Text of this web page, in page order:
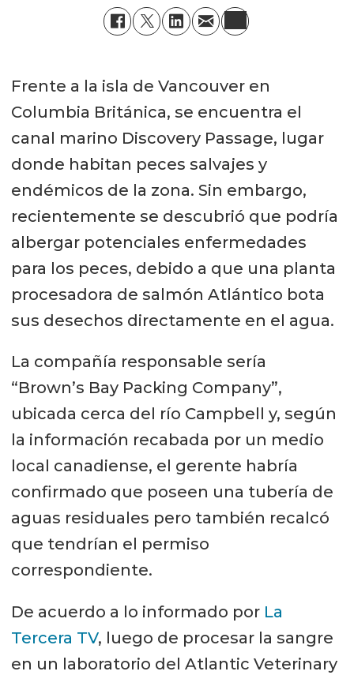
Frente a la isla de Vancouver en
Columbia Británica, se encuentra el
canal marino Discovery Passage, lugar
donde habitan peces salvajes y
endémicos de la zona. Sin embargo,
recientemente se descubrió que podría
albergar potenciales enfermedades
para los peces, debido a que una planta
procesadora de salmón Atlántico bota
sus desechos directamente en el agua.
La compañía responsable sería
“Brown’s Bay Packing Company”,
ubicada cerca del río Campbell y, según
la información recabada por un medio
local canadiense, el gerente habría
confirmado que poseen una tubería de
aguas residuales pero también recalcó
que tendrían el permiso
correspondiente.
De acuerdo a lo informado por La
Tercera TV, luego de procesar la sangre
en un laboratorio del Atlantic Veterinary